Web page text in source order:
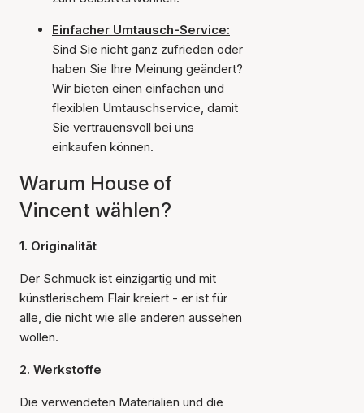
Einfacher Umtausch-Service:
Sind Sie nicht ganz zufrieden oder
haben Sie Ihre Meinung geändert?
Wir bieten einen einfachen und
flexiblen Umtauschservice, damit
Sie vertrauensvoll bei uns
einkaufen können.
Warum House of
Vincent wählen?
1. Originalität
Der Schmuck ist einzigartig und mit
künstlerischem Flair kreiert - er ist für
alle, die nicht wie alle anderen aussehen
wollen.
2. Werkstoffe
Die verwendeten Materialien und die